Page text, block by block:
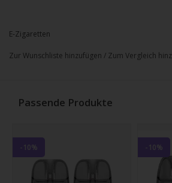
E-Zigaretten
Zur Wunschliste hinzufügen / Zum Vergleich
Passende Produkte
-10% -10%